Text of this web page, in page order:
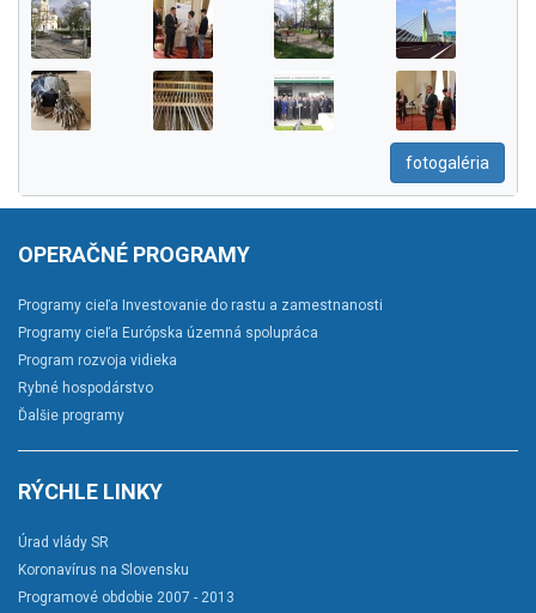
fotogaléria
OPERAČNÉ PROGRAMY
Programy cieľa Investovanie do rastu a zamestnanosti
Programy cieľa Európska územná spolupráca
Program rozvoja vidieka
Rybné hospodárstvo
Ďalšie programy
RÝCHLE LINKY
Úrad vlády SR
Koronavírus na Slovensku
Programové obdobie 2007 - 2013